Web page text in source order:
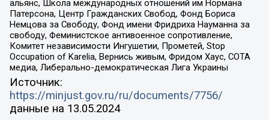
альянс, Школа международных отношений им Нормана
Патерсона, Центр Гражданских Свобод, Фонд Бориса
Немцова за Свободу, Фонд имени Фридриха Науманна за
свободу, Феминистское антивоенное сопротивление,
Комитет независимости Ингушетии, Прометей, Stop
Occupation of Karelia, Вернись живым, Фридом Хаус, СОТА
медиа, Либерально-демократическая Лига Украины
Источник:
https://minjust.gov.ru/ru/documents/7756/
данные на 13.05.2024